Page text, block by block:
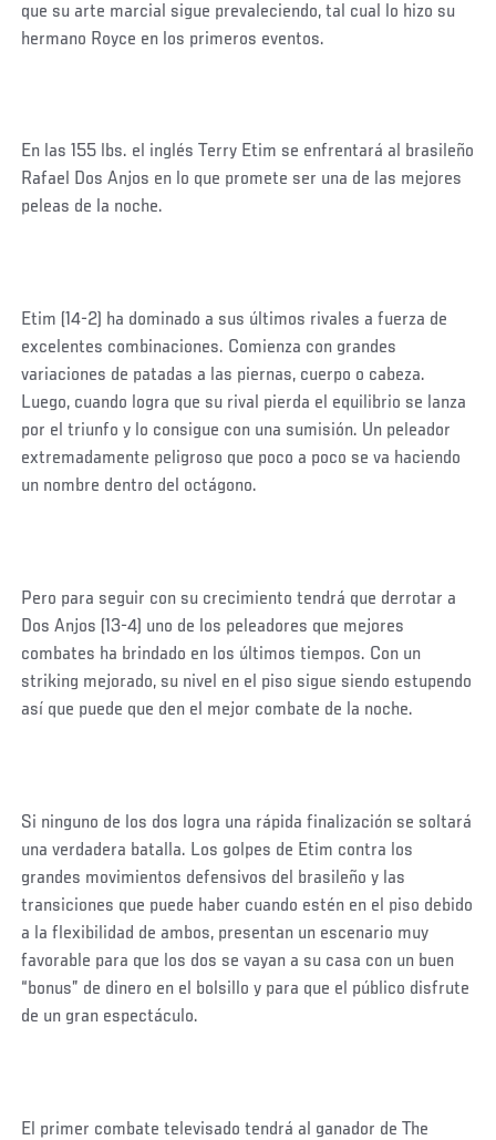
que su arte marcial sigue prevaleciendo, tal cual lo hizo su
hermano Royce en los primeros eventos.
En las 155 lbs. el inglés Terry Etim se enfrentará al brasileño
Rafael Dos Anjos en lo que promete ser una de las mejores
peleas de la noche.
Etim (14-2) ha dominado a sus últimos rivales a fuerza de
excelentes combinaciones. Comienza con grandes
variaciones de patadas a las piernas, cuerpo o cabeza.
Luego, cuando logra que su rival pierda el equilibrio se lanza
por el triunfo y lo consigue con una sumisión. Un peleador
extremadamente peligroso que poco a poco se va haciendo
un nombre dentro del octágono.
Pero para seguir con su crecimiento tendrá que derrotar a
Dos Anjos (13-4) uno de los peleadores que mejores
combates ha brindado en los últimos tiempos. Con un
striking mejorado, su nivel en el piso sigue siendo estupendo
así que puede que den el mejor combate de la noche.
Si ninguno de los dos logra una rápida finalización se soltará
una verdadera batalla. Los golpes de Etim contra los
grandes movimientos defensivos del brasileño y las
transiciones que puede haber cuando estén en el piso debido
a la flexibilidad de ambos, presentan un escenario muy
favorable para que los dos se vayan a su casa con un buen
“bonus” de dinero en el bolsillo y para que el público disfrute
de un gran espectáculo.
El primer combate televisado tendrá al ganador de The